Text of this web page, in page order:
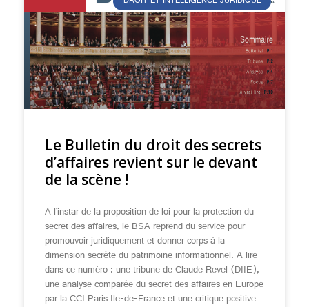
Le Bulletin du droit des secrets
d’affaires revient sur le devant
de la scène !
A l’instar de la proposition de loi pour la protection du
secret des affaires, le BSA reprend du service pour
promouvoir juridiquement et donner corps à la
dimension secrète du patrimoine informationnel. A lire
dans ce numéro : une tribune de Claude Revel (DIIE),
une analyse comparée du secret des affaires en Europe
par la CCI Paris Ile-de-France et une critique positive